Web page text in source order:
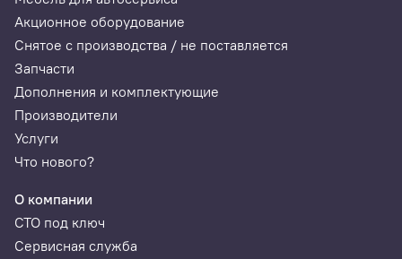
Акционное оборудование
Снятое с производства / не поставляется
Запчасти
Дополнения и комплектующие
Производители
Услуги
Что нового?
О компании
СТО под ключ
Сервисная служба